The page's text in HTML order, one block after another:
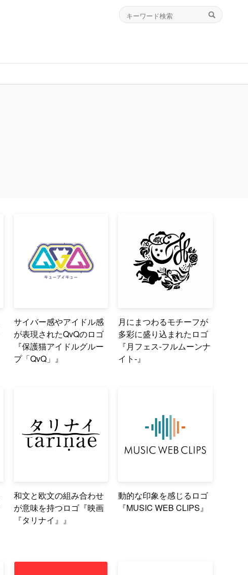
サイバー感やアイドル感
が表現されたQvQのロゴ
『保護猫アイドルグルー
プ「QvQ」』
月にまつわるモチーフが
多彩に盛り込まれたロゴ
『月フェス-フルムーンナ
イト-』
和文と欧文の組み合わせ
が意味を持つロゴ『映画
『タリナイ』』
動的な印象を感じるロゴ
『MUSIC WEB CLIPS』